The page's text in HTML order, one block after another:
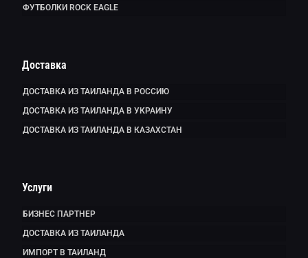
ФУТБОЛКИ ROCK EAGLE
Доставка
ДОСТАВКА ИЗ ТАИЛАНДА В РОССИЮ
ДОСТАВКА ИЗ ТАИЛАНДА В УКРАИНУ
ДОСТАВКА ИЗ ТАИЛАНДА В КАЗАХСТАН
Услуги
БИЗНЕС ПАРТНЕР
ДОСТАВКА ИЗ ТАИЛАНДА
ИМПОРТ В ТАИЛАНД